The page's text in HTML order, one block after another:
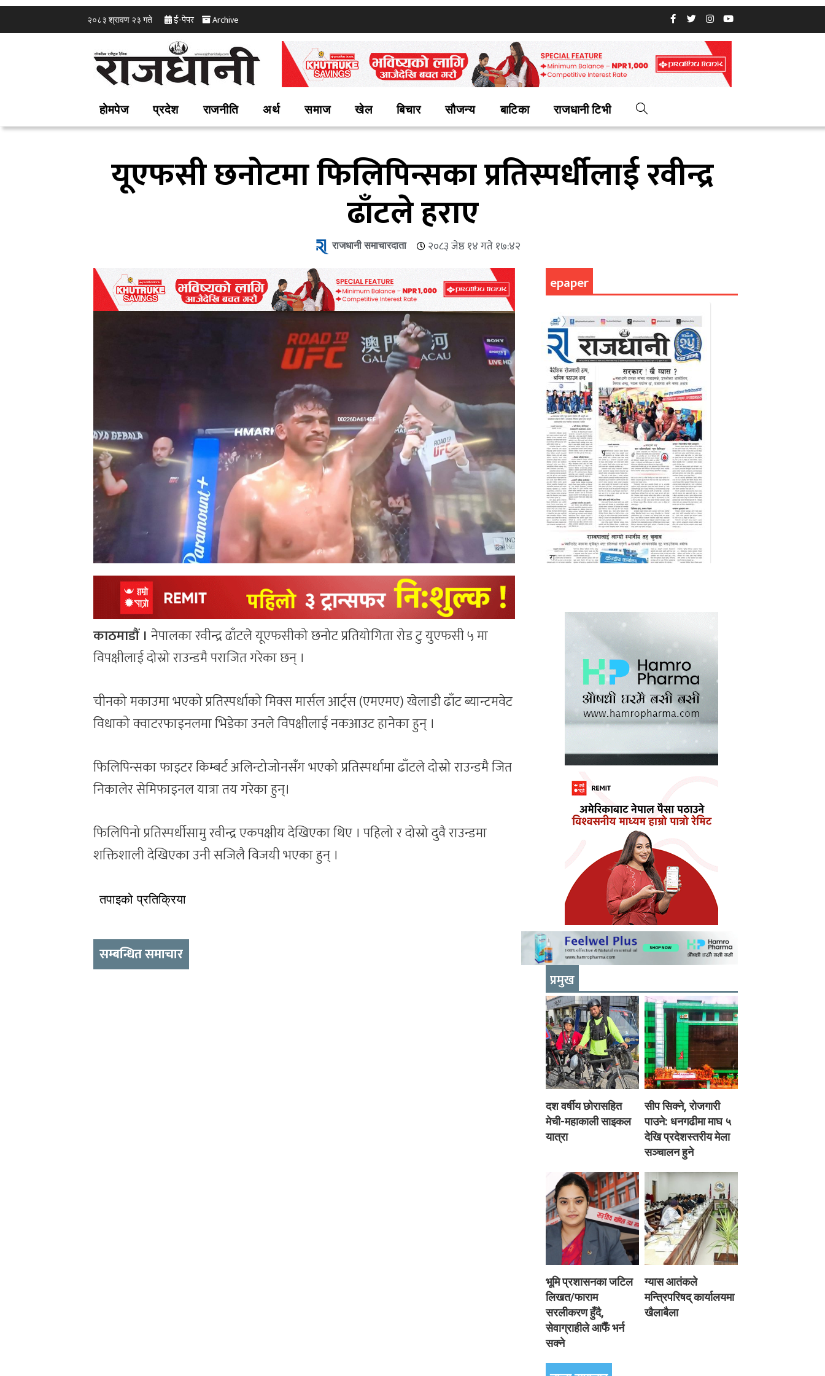
२०८३ श्रावण २३ गते ई-पेपर Archive
होमपेज प्रदेश राजनीति अर्थ समाज खेल बिचार सौजन्य बाटिका राजधानी टिभी
यूएफसी छनोटमा फिलिपिन्सका प्रतिस्पर्धीलाई रवीन्द्र
ढाँटले हराए
राजधानी समाचारदाता २०८३ जेष्ठ १४ गते १७:४२
काठमाडौं । नेपालका रवीन्द्र ढाँटले यूएफसीको छनोट प्रतियोगिता रोड टु युएफसी ५ मा
विपक्षीलाई दोस्रो राउन्डमै पराजित गरेका छन् ।
चीनको मकाउमा भएको प्रतिस्पर्धाको मिक्स मार्सल आर्ट्स (एमएमए) खेलाडी ढाँट ब्यान्टमवेट
विधाको क्वाटरफाइनलमा भिडेका उनले विपक्षीलाई नकआउट हानेका हुन् ।
फिलिपिन्सका फाइटर किम्बर्ट अलिन्टोजोनसँग भएको प्रतिस्पर्धामा ढाँटले दोस्रो राउन्डमै जित
निकालेर सेमिफाइनल यात्रा तय गरेका हुन्।
फिलिपिनो प्रतिस्पर्धीसामु रवीन्द्र एकपक्षीय देखिएका थिए । पहिलो र दोस्रो दुवै राउन्डमा
शक्तिशाली देखिएका उनी सजिलै विजयी भएका हुन् ।
तपाइको प्रतिक्रिया
सम्बन्धित समाचार
epaper
प्रमुख
दश वर्षीय छोरासहित
मेची-महाकाली साइकल
यात्रा
सीप सिक्ने, रोजगारी
पाउने: धनगढीमा माघ ५
देखि प्रदेशस्तरीय मेला
सञ्चालन हुने
भूमि प्रशासनका जटिल
लिखत/फाराम
सरलीकरण हुँदै,
सेवाग्राहीले आफैँ भर्न
सक्ने
ग्यास आतंकले
मन्त्रिपरिषद् कार्यालयमा
खैलाबैला